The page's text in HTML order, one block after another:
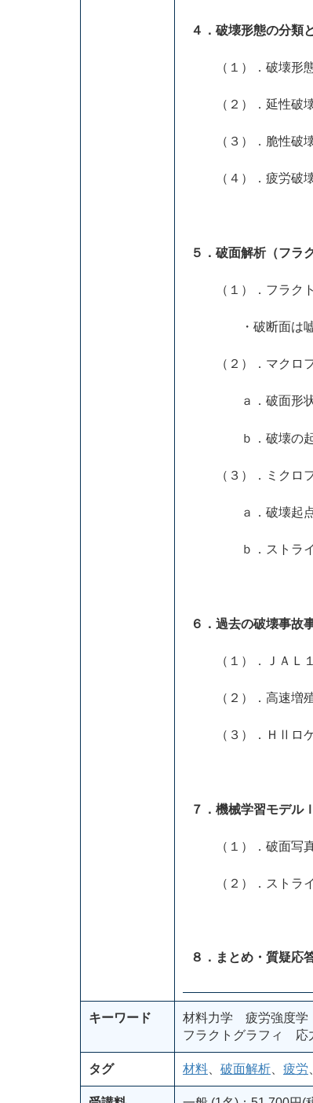
４．破壊形態の分類
（１）．破壊形態
（２）．延性破壊
（３）．脆性破壊
（４）．疲労破壊
５．破面解析（フラ
（１）．フラクト
・破断面は嘘
（２）．マクロフ
ａ．破面形状か
ｂ．破壊の起点
（３）．ミクロフ
ａ．破壊起点か
ｂ．ストライエ
６．過去の破壊事故
（１）．ＪＡＬ１
（２）．高速増殖
（３）．ＨⅡロケ
７．機械学習モデル
（１）．破面写真
（２）．ストライ
８．まとめ・質疑応
キーワード
材料力学 疲労強度
フラクトグラフィ
タグ 材料 破面解析 疲労